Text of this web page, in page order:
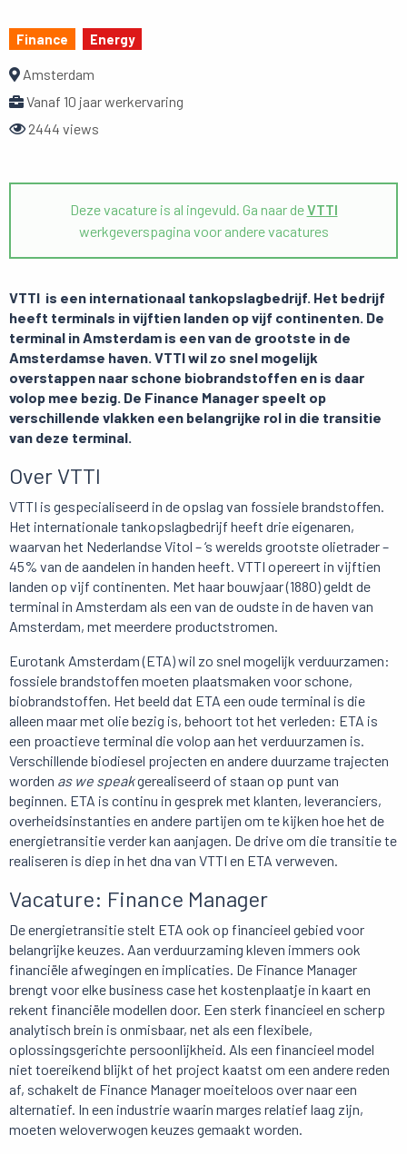
Finance Energy
Amsterdam
Vanaf 10 jaar werkervaring
2444 views
Deze vacature is al ingevuld. Ga naar deVTTI
werkgeverspagina voor andere vacatures
VTTI is een internationaal tankopslagbedrijf. Het bedrijf
heeft terminals in vijftien landen op vijf continenten. De
terminal in Amsterdam is een van de grootste in de
Amsterdamse haven. VTTI wil zo snel mogelijk
overstappen naar schone biobrandstoffen en is daar
volop mee bezig. De Finance Manager speelt op
verschillende vlakken een belangrijke rol in die transitie
van deze terminal.
Over VTTI
VTTI is gespecialiseerd in de opslag van fossiele brandstoffen.
Het internationale tankopslagbedrijf heeft drie eigenaren,
waarvan het Nederlandse Vitol – ‘s werelds grootste olietrader –
45% van de aandelen in handen heeft. VTTI opereert in vijftien
landen op vijf continenten. Met haar bouwjaar (1880) geldt de
terminal in Amsterdam als een van de oudste in de haven van
Amsterdam, met meerdere productstromen.
Eurotank Amsterdam (ETA) wil zo snel mogelijk verduurzamen:
fossiele brandstoffen moeten plaatsmaken voor schone,
biobrandstoffen. Het beeld dat ETA een oude terminal is die
alleen maar met olie bezig is, behoort tot het verleden: ETA is
een proactieve terminal die volop aan het verduurzamen is.
Verschillende biodiesel projecten en andere duurzame trajecten
worden as we speakgerealiseerd of staan op punt van
beginnen. ETA is continu in gesprek met klanten, leveranciers,
overheidsinstanties en andere partijen om te kijken hoe het de
energietransitie verder kan aanjagen. De drive om die transitie te
realiseren is diep in het dna van VTTI en ETA verweven.
Vacature: Finance Manager
De energietransitie stelt ETA ook op financieel gebied voor
belangrijke keuzes. Aan verduurzaming kleven immers ook
financiële afwegingen en implicaties. De Finance Manager
brengt voor elke business case het kostenplaatje in kaart en
rekent financiële modellen door. Een sterk financieel en scherp
analytisch brein is onmisbaar, net als een flexibele,
oplossingsgerichte persoonlijkheid. Als een financieel model
niet toereikend blijkt of het project kaatst om een andere reden
af, schakelt de Finance Manager moeiteloos over naar een
alternatief. In een industrie waarin marges relatief laag zijn,
moeten weloverwogen keuzes gemaakt worden.